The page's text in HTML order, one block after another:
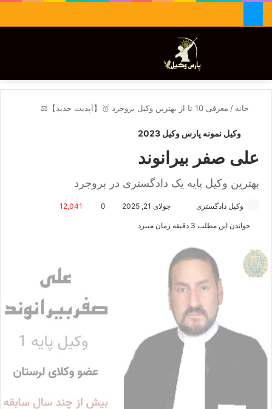
تغییر پوسته
خانه / معرفی 10 تا از بهترین وکیل بروجرد 🥇【آپدیت جدید】⚖️
وکیل نمونه پارس وکیل 2023
علی صفر بیرانوند
بهترین وکیل پایه یک دادگستری در بروجرد
وکیل دادگستری
ا
ل
م
ی
ل
جولای 21, 2025 0
12,041
خواندن این مطلب 3 دقیقه زمان میبرد